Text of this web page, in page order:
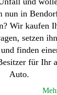
nun in
Wir kaufen
setzen
finden
für Ihr
Auto.